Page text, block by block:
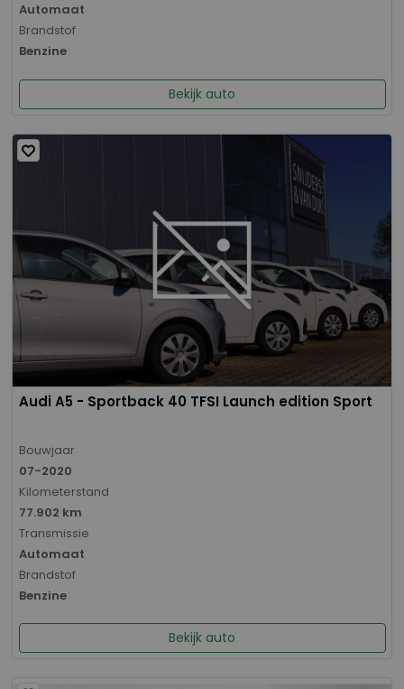
Automaat
Brandstof
Benzine
Bekijk auto
Audi A5 - Sportback 40 TFSI Launch edition Sport
Bouwjaar
07-2020
Kilometerstand
77.902 km
Transmissie
Automaat
Brandstof
Benzine
Bekijk auto